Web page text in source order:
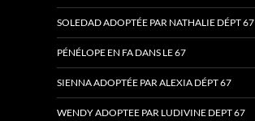
SOLEDAD ADOPTÉE PAR NATHALIE DÉPT 67
PÉNÉLOPE EN FA DANS LE 67
SIENNA ADOPTÉE PAR ALEXIA DÉPT 67
WENDY ADOPTEE PAR LUDIVINE DEPT 67